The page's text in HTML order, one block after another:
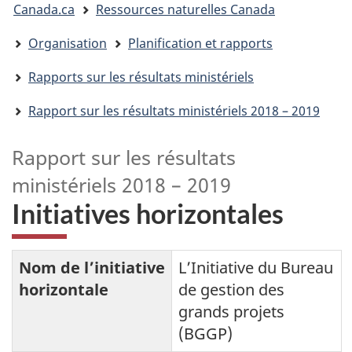
êtes
ici
Canada.ca
Ressources naturelles Canada
Organisation
Planification et rapports
Rapports sur les résultats ministériels
Rapport sur les résultats ministériels 2018 – 2019
Rapport sur les résultats
ministériels 2018 – 2019
Initiatives horizontales
Nom de l’initiative
horizontale
L’Initiative du Bureau
de gestion des
grands projets
(BGGP)